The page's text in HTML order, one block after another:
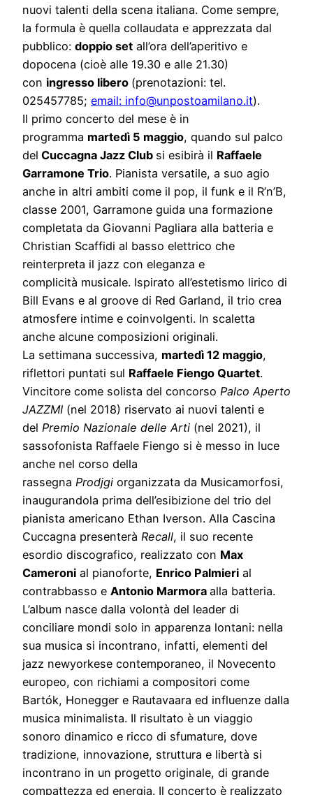
nuovi talenti della scena italiana. Come sempre,
la formula è quella collaudata e apprezzata dal
pubblico: doppio set all’ora dell’aperitivo e
dopocena (cioè alle 19.30 e alle 21.30)
con ingresso libero (prenotazioni: tel.
025457785; email: info@unpostoamilano.it).
Il primo concerto del mese è in
programma martedì 5 maggio, quando sul palco
del Cuccagna Jazz Club si esibirà il Raffaele
Garramone Trio. Pianista versatile, a suo agio
anche in altri ambiti come il pop, il funk e il R’n’B,
classe 2001, Garramone guida una formazione
completata da Giovanni Pagliara alla batteria e
Christian Scaffidi al basso elettrico che
reinterpreta il jazz con eleganza e
complicità musicale. Ispirato all’estetismo lirico di
Bill Evans e al groove di Red Garland, il trio crea
atmosfere intime e coinvolgenti. In scaletta
anche alcune composizioni originali.
La settimana successiva, martedì 12 maggio,
riflettori puntati sul Raffaele Fiengo Quartet.
Vincitore come solista del concorso Palco Aperto
JAZZMI (nel 2018) riservato ai nuovi talenti e
del Premio Nazionale delle Arti (nel 2021), il
sassofonista Raffaele Fiengo si è messo in luce
anche nel corso della
rassegna Prodjgi organizzata da Musicamorfosi,
inaugurandola prima dell’esibizione del trio del
pianista americano Ethan Iverson. Alla Cascina
Cuccagna presenterà Recall, il suo recente
esordio discografico, realizzato con Max
Cameroni al pianoforte, Enrico Palmieri al
contrabbasso e Antonio Marmora alla batteria.
L’album nasce dalla volontà del leader di
conciliare mondi solo in apparenza lontani: nella
sua musica si incontrano, infatti, elementi del
jazz newyorkese contemporaneo, il Novecento
europeo, con richiami a compositori come
Bartók, Honegger e Rautavaara ed influenze dalla
musica minimalista. Il risultato è un viaggio
sonoro dinamico e ricco di sfumature, dove
tradizione, innovazione, struttura e libertà si
incontrano in un progetto originale, di grande
compattezza ed energia. Il concerto è realizzato